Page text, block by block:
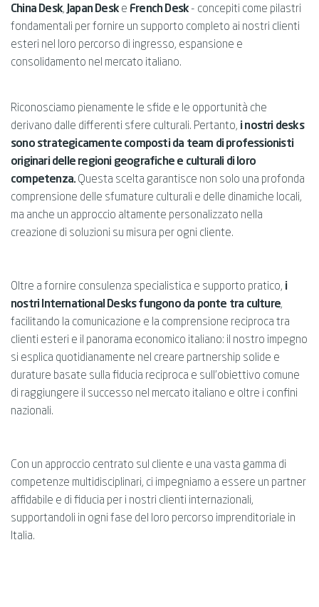
China Desk, Japan Desk e French Desk - concepiti come pilastri
fondamentali per fornire un supporto completo ai nostri clienti
esteri nel loro percorso di ingresso, espansione e
consolidamento nel mercato italiano.
Riconosciamo pienamente le sfide e le opportunità che
derivano dalle differenti sfere culturali. Pertanto, i nostri desks
sono strategicamente composti da team di professionisti
originari delle regioni geografiche e culturali di loro
competenza. Questa scelta garantisce non solo una profonda
comprensione delle sfumature culturali e delle dinamiche locali,
ma anche un approccio altamente personalizzato nella
creazione di soluzioni su misura per ogni cliente.
Oltre a fornire consulenza specialistica e supporto pratico, i
nostri International Desks fungono da ponte tra culture,
facilitando la comunicazione e la comprensione reciproca tra
clienti esteri e il panorama economico italiano: il nostro impegno
si esplica quotidianamente nel creare partnership solide e
durature basate sulla fiducia reciproca e sull'obiettivo comune
di raggiungere il successo nel mercato italiano e oltre i confini
nazionali.
Con un approccio centrato sul cliente e una vasta gamma di
competenze multidisciplinari, ci impegniamo a essere un partner
affidabile e di fiducia per i nostri clienti internazionali,
supportandoli in ogni fase del loro percorso imprenditoriale in
Italia.